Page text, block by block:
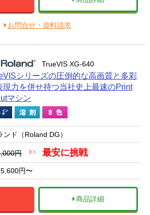
お問合せ・資料請求
TrueVIS XG-640
シリーズの圧倒的な高画質と多彩
現力を併せ持つ当社史上最速のPrint
マシン
ンド（Roland DG）
円 最安に挑戦
円〜
商品詳細